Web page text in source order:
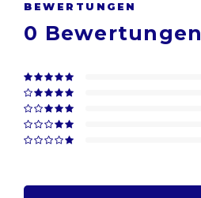
BEWERTUNGEN
0 Bewertungen